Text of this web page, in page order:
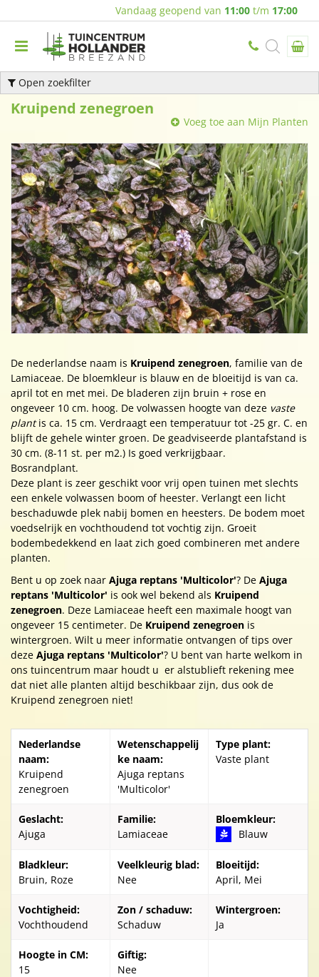
Vandaag geopend van 11:00 t/m 17:00
Open zoekfilter
Kruipend zenegroen
Voeg toe aan Mijn Planten
De nederlandse naam is Kruipend zenegroen, familie van de
Lamiaceae. De bloemkleur is blauw en de bloeitijd is van ca.
april tot en met mei. De bladeren zijn bruin + rose en
ongeveer 10 cm. hoog. De volwassen hoogte van deze vaste
plantis ca. 15 cm. Verdraagt een temperatuur tot -25 gr. C. en
blijft de gehele winter groen. De geadviseerde plantafstand is
30 cm. (8-11 st. per m2.) Is goed verkrijgbaar.
Bosrandplant.
Deze plant is zeer geschikt voor vrij open tuinen met slechts
een enkele volwassen boom of heester. Verlangt een licht
beschaduwde plek nabij bomen en heesters. De bodem moet
voedselrijk en vochthoudend tot vochtig zijn. Groeit
bodembedekkend en laat zich goed combineren met andere
planten.
Bent u op zoek naar Ajuga reptans 'Multicolor'? De Ajuga
reptans 'Multicolor' is ook wel bekend als Kruipend
zenegroen. Deze Lamiaceae heeft een maximale hoogt van
ongeveer 15 centimeter. De Kruipend zenegroen is
wintergroen. Wilt u meer informatie ontvangen of tips over
deze Ajuga reptans 'Multicolor'? U bent van harte welkom in
ons tuincentrum maar houdt u er alstublieft rekening mee
dat niet alle planten altijd beschikbaar zijn, dus ook de
Kruipend zenegroen niet!
Nederlandse
naam:
Kruipend
zenegroen
Wetenschappelij
ke naam:
Ajuga reptans
'Multicolor'
Type plant:
Vaste plant
Geslacht:
Ajuga
Familie:
Lamiaceae
Bloemkleur:
Blauw
Bladkleur:
Bruin, Roze
Veelkleurig blad:
Nee
Bloeitijd:
April, Mei
Vochtigheid:
Vochthoudend
Zon / schaduw:
Schaduw
Wintergroen:
Ja
Hoogte in CM:
15
Giftig:
Nee